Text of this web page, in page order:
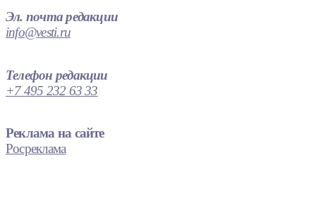
Эл. почта редакции
info@vesti.ru
Телефон редакции
+7 495 232 63 33
Реклама на сайте
Росреклама